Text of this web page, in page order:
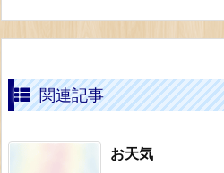
関連記事
お天気